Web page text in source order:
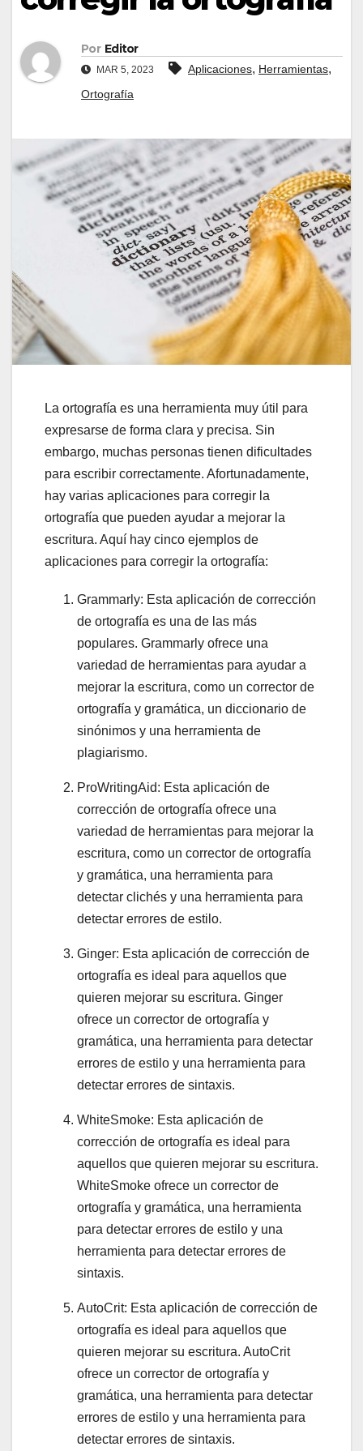
Por Editor
MAR 5, 2023 Aplicaciones, Herramientas,
Ortografía
La ortografía es una herramienta muy útil para
expresarse de forma clara y precisa. Sin
embargo, muchas personas tienen dificultades
para escribir correctamente. Afortunadamente,
hay varias aplicaciones para corregir la
ortografía que pueden ayudar a mejorar la
escritura. Aquí hay cinco ejemplos de
aplicaciones para corregir la ortografía:
Grammarly: Esta aplicación de corrección
de ortografía es una de las más
populares. Grammarly ofrece una
variedad de herramientas para ayudar a
mejorar la escritura, como un corrector de
ortografía y gramática, un diccionario de
sinónimos y una herramienta de
plagiarismo.
ProWritingAid: Esta aplicación de
corrección de ortografía ofrece una
variedad de herramientas para mejorar la
escritura, como un corrector de ortografía
y gramática, una herramienta para
detectar clichés y una herramienta para
detectar errores de estilo.
Ginger: Esta aplicación de corrección de
ortografía es ideal para aquellos que
quieren mejorar su escritura. Ginger
ofrece un corrector de ortografía y
gramática, una herramienta para detectar
errores de estilo y una herramienta para
detectar errores de sintaxis.
WhiteSmoke: Esta aplicación de
corrección de ortografía es ideal para
aquellos que quieren mejorar su escritura.
WhiteSmoke ofrece un corrector de
ortografía y gramática, una herramienta
para detectar errores de estilo y una
herramienta para detectar errores de
sintaxis.
AutoCrit: Esta aplicación de corrección de
ortografía es ideal para aquellos que
quieren mejorar su escritura. AutoCrit
ofrece un corrector de ortografía y
gramática, una herramienta para detectar
errores de estilo y una herramienta para
detectar errores de sintaxis.